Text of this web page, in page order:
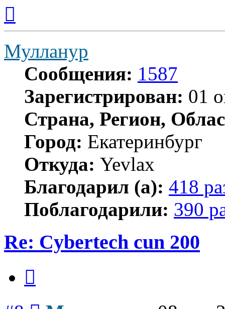
началу
Мулланур
Сообщения: 1587
Зарегистрирован: 01
Страна, Регион,
Город: Екатеринбург
Откуда: Yevlax
Благодарил (а): 418
Поблагодарили: 390
Re: Cybertech cun 200